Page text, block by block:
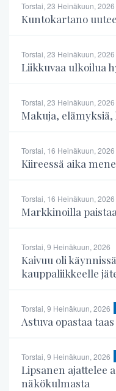
Torstai, 23 Heinäkuun, 2026
Kuntokartano
Torstai, 23 Heinäkuun, 2026
Liikkuvaa ulkoilua
Torstai, 23 Heinäkuun, 2026
Makuja, elämyksiä,
Torstai, 16 Heinäkuun, 2026
Kiireessä aika
Torstai, 16 Heinäkuun, 2026
Markkinoilla
Torstai, 9 Heinäkuun, 2026
Kaivuu oli
kauppaliikkeelle
Torstai, 9 Heinäkuun, 2026
Astuva opastaa
Torstai, 9 Heinäkuun, 2026
Lipsanen ajattelee
näkökulmasta